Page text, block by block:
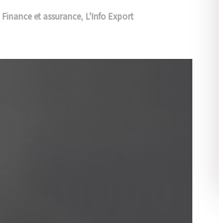
Finance et assurance, L'Info Export